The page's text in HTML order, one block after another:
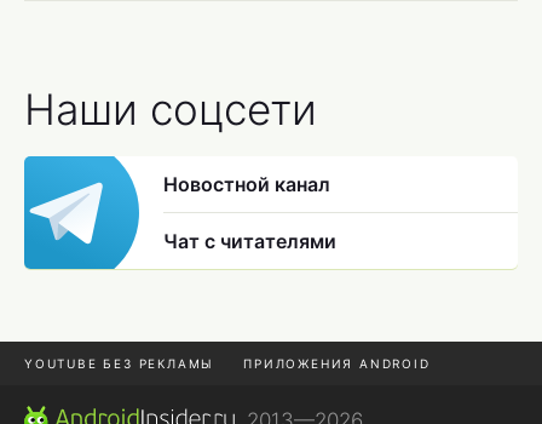
Наши соцсети
Новостной канал
Чат с читателями
YOUTUBE БЕЗ РЕКЛАМЫ ПРИЛОЖЕНИЯ ANDROID
МЕССЕНДЖЕРЫ ONE UI 8.5